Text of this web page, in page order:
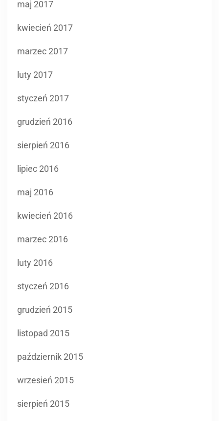
maj 2017
kwiecień 2017
marzec 2017
luty 2017
styczeń 2017
grudzień 2016
sierpień 2016
lipiec 2016
maj 2016
kwiecień 2016
marzec 2016
luty 2016
styczeń 2016
grudzień 2015
listopad 2015
październik 2015
wrzesień 2015
sierpień 2015